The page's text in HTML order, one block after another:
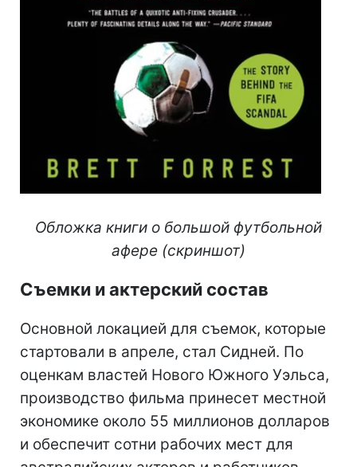
Обложка книги о большой футбольной
афере (скриншот)
Съемки и актерский состав
Основной локацией для съемок, которые
стартовали в апреле, стал Сидней. По
оценкам властей Нового Южного Уэльса,
производство фильма принесет местной
экономике около 55 миллионов долларов
и обеспечит сотни рабочих мест для